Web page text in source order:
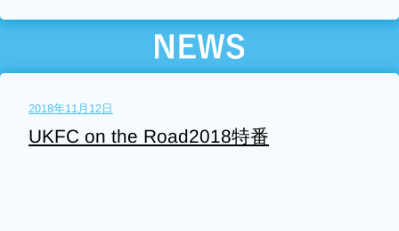
2018年11月12日
UKFC on the Road2018特番